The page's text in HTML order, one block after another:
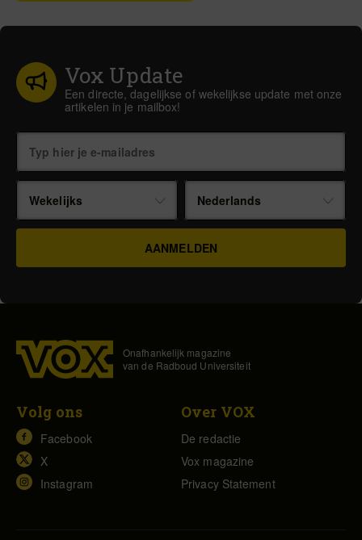
Vox Update
Een directe, dagelijkse of wekelijkse update met onze
artikelen in je mailbox!
Wekelijks Nederlands
Onafhankelijk magazine
van de Radboud Universiteit
Volg ons
Facebook
X
Instagram
Over VOX
De redactie
Vox magazine
Privacy Statement